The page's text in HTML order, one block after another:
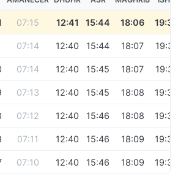
07:15 12:41 15:44 18:06 19:36
07:14 12:40 15:44 18:07 19:37
07:14 12:40 15:45 18:07 19:37
07:13 12:40 15:45 18:08 19:38
07:12 12:40 15:46 18:08 19:38
07:11 12:40 15:46 18:09 19:39
07:10 12:40 15:46 18:09 19:39